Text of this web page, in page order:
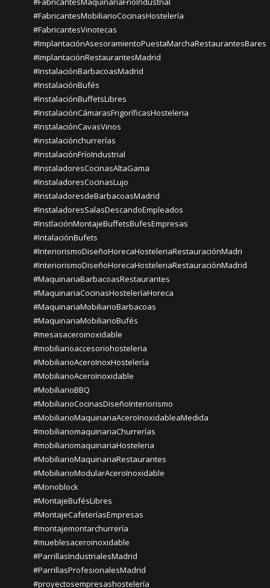
#FabricantesMobiliarioCocinasHostelería
#FabricantesVinotecas
#ImplantaciónAsesoramientoPuestaMarchaRestaurantesBares
#ImplantaciónRestaurantesMadrid
#InstalaciónBarbacoasMadrid
#InstalaciónBufés
#InstalaciónBuffetsLibres
#InstalaciónCámarasFrigoríficasHosteleria
#InstalaciónCavasVinos
#instalaciónchurrerías
#InstalaciónFríoIndustrial
#InstaladoresCocinasAltaGama
#InstaladoresCocinasLujo
#InstaladoresdeBarbacoasMadrid
#InstaladoresSalasDescandoEmpleados
#InstlaciónMontajeBuffetsBufesEmpresas
#IntalaciónBufets
#InteriorismoDiseñoHorecaHosteleriaRestauraciónMadri
#InteriorismoDiseñoHorecaHosteleriaRestauraciónMadrid
#MaquinariaBarbacoasRestaurantes
#MaquinariaCocinasHosteleríaHoreca
#MaquinariaMobiliarioBarbacoas
#MaquinariaMobiliarioBufés
#mesasaceroinoxidable
#mobiliarioaccesoriohosteleria
#MobiliarioAceroInoxHostelería
#MobiliarioAceroInoxidable
#MobiliarioBBQ
#MobiliarioCocinasDiseñoInteriorismo
#MobiliarioMaquinariaAceroInoxidableaMedida
#mobiliariomaquinariaChurrerías
#mobiliariomaquinariaHosteleria
#MobiliarioMaquinariaRestaurantes
#MobiliarioModularAceroInoxidable
#Monoblock
#MontajeBufésLibres
#MontajeCafeteríasEmpresas
#montajemontarchurrería
#mueblesaceroinoxidable
#ParrillasIndustrialesMadrid
#ParrillasProfesionalesMadrid
#proyectosempresashostelería